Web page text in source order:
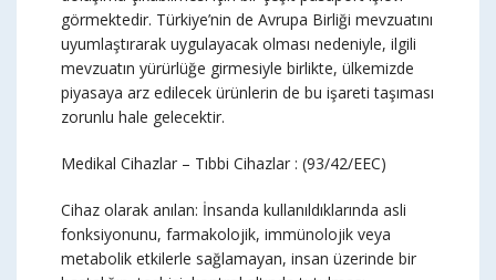
görmektedir. Türkiye’nin de Avrupa Birliği mevzuatını
uyumlaştırarak uygulayacak olması nedeniyle, ilgili
mevzuatın yürürlüğe girmesiyle birlikte, ülkemizde
piyasaya arz edilecek ürünlerin de bu işareti taşıması
zorunlu hale gelecektir.
Medikal Cihazlar – Tıbbi Cihazlar : (93/42/EEC)
Cihaz olarak anılan: İnsanda kullanıldıklarında asli
fonksiyonunu, farmakolojik, immünolojik veya
metabolik etkilerle sağlamayan, insan üzerinde bir